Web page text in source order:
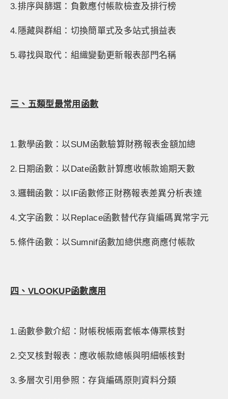
3.排序與篩選：負數應付帳款檢查及排行榜
4.隱藏與群組：切換簡單式及多站式損益表
5.尋找與取代：組織變動更新報表部門名稱
三、五類型最常用 函數
1.數學函數：以SUM函數驗算財務報表金額加總
2.日期函數：以Date函數計算應收帳款逾期天數
3.邏輯函數：以IF函數修正財務報表差異分析表達
4.文字函數：以Replace函數替代存貨編碼異常字元
5.條件函數：以Sumnif函數加總供應商應付帳款
四、VLOOKUP函數應用
1.函數參數介紹：財帳稅帳兩套帳本傳票核對
2.交叉核對報表：應收帳款總帳與明細帳核對
3.多層次引用參照：存貨編碼原則資料分類